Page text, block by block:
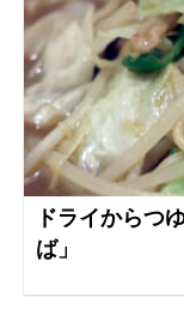
ドライからつ
ば」